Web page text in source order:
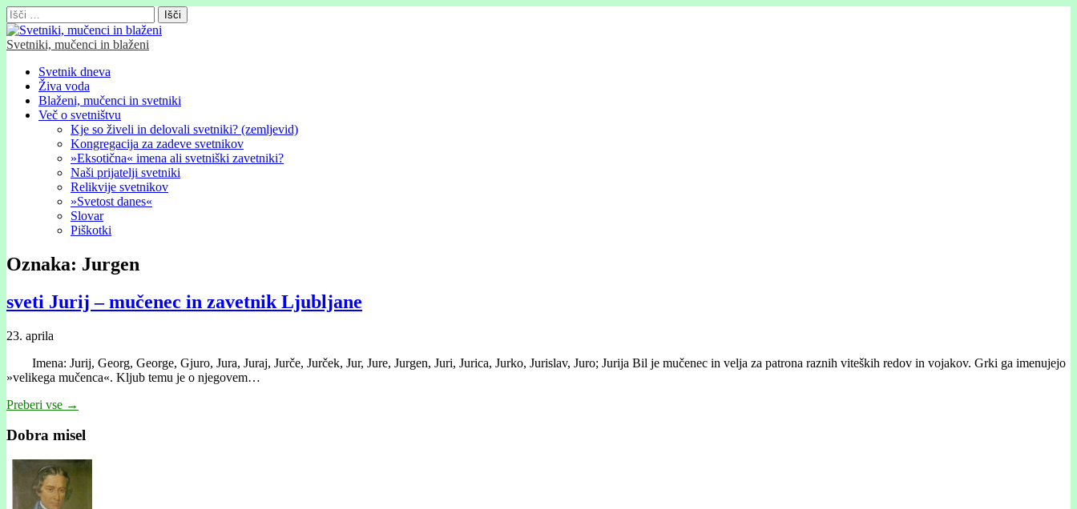
Išči:
Svetniki, mučenci in blaženi
Glavni
meni
Skip
content
Svetnik dneva
Živa voda
Blaženi, mučenci in svetniki
Več o svetništvu
Kje so živeli in delovali svetniki? (zemljevid)
Kongregacija za zadeve svetnikov
»Eksotična« imena ali svetniški zavetniki?
Naši prijatelji svetniki
Relikvije svetnikov
»Svetost danes«
Slovar
Piškotki
Oznaka: Jurgen
sveti Jurij – mučenec in zavetnik Ljubljane
23. aprila
Imena: Jurij, Georg, George, Gjuro, Jura, Juraj, Jurče, Jurček, Jur, Jure, Jurgen, Juri, Jurica, Jurko, Jurislav, Juro; Jurija Bil je mučenec in velja za patrona raznih viteških redov in vojakov. Grki ga imenujejo
»velikega mučenca«. Kljub temu je o njegovem…
Preberi vse →
Dobra misel